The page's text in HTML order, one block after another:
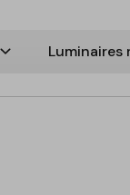
Luminaires